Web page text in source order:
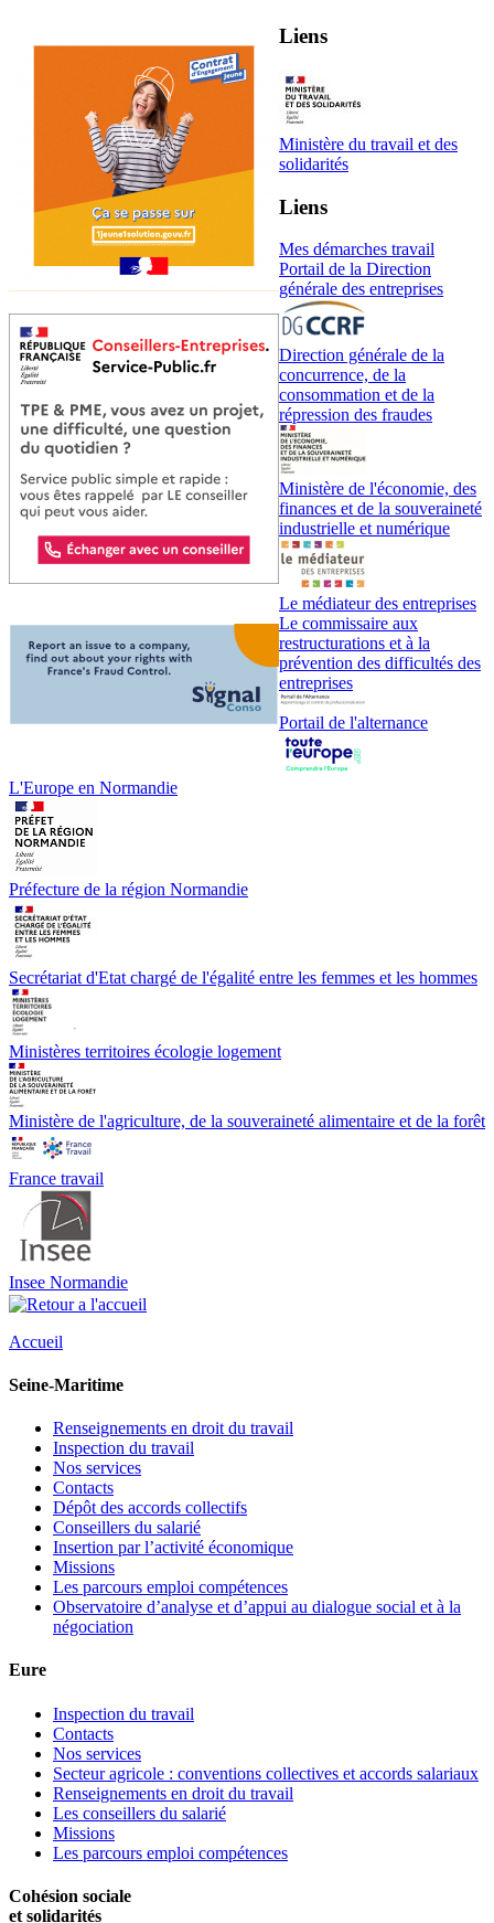
Liens
Ministère du travail et des
solidarités
Liens
Mes démarches travail
Portail de la Direction
générale des entreprises
Direction générale de la
concurrence, de la
consommation et de la
répression des fraudes
Ministère de l'économie, des
finances et de la souveraineté
industrielle et numérique
Le médiateur des entreprises
Le commissaire aux
restructurations et à la
prévention des difficultés des
entreprises
Portail de l'alternance
L'Europe en Normandie
Préfecture de la région Normandie
Secrétariat d'Etat chargé de l'égalité entre les femmes et les hommes
Ministères territoires écologie logement
Ministère de l'agriculture, de la souveraineté alimentaire et de la forêt
France travail
Insee Normandie
Accueil
Seine-Maritime
Renseignements en droit du travail
Inspection du travail
Nos services
Contacts
Dépôt des accords collectifs
Conseillers du salarié
Insertion par l’activité économique
Missions
Les parcours emploi compétences
Observatoire d’analyse et d’appui au dialogue social et à la
négociation
Eure
Inspection du travail
Contacts
Nos services
Secteur agricole : conventions collectives et accords salariaux
Renseignements en droit du travail
Les conseillers du salarié
Missions
Les parcours emploi compétences
Cohésion sociale
et solidarités